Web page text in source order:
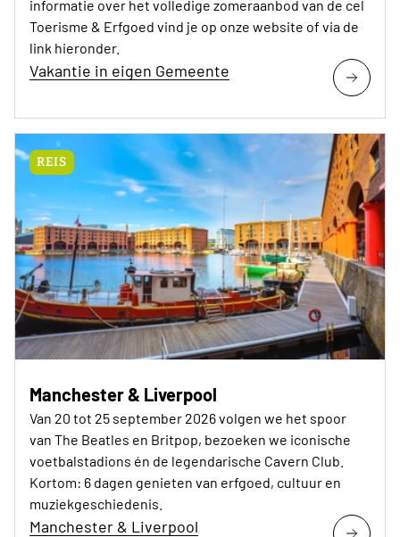
informatie over het volledige zomeraanbod van de cel
Toerisme & Erfgoed vind je op onze website of via de
link hieronder.
Vakantie in eigen Gemeente
REIS
Manchester & Liverpool
Van 20 tot 25 september 2026 volgen we het spoor
van The Beatles en Britpop, bezoeken we iconische
voetbalstadions én de legendarische Cavern Club.
Kortom: 6 dagen genieten van erfgoed, cultuur en
muziekgeschiedenis.
Manchester & Liverpool